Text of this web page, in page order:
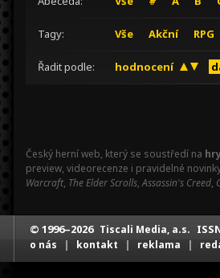
Tagy: Vše Akční RPG
Řadit podle: hodnocení
Český herní web, který se soustředí na hry
preview, videorecenze i pravidelné
Warcraft, The Elder Scrolls,Assassin's Creed,
© 1996–2026 Tiscali Media, a.s.
o nás | kontakt | reklama |